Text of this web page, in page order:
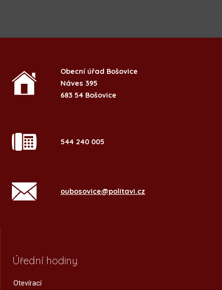
Obecní úřad Bošovice
Náves 395
683 54 Bošovice
544 240 005
oubosovice@politavi.cz
Úřední hodiny
Otevírací